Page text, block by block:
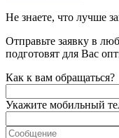
Не знаете, что лучше
Отправьте заявку в
подготовят для Вас
Как к вам обращаться?
Укажите мобильный